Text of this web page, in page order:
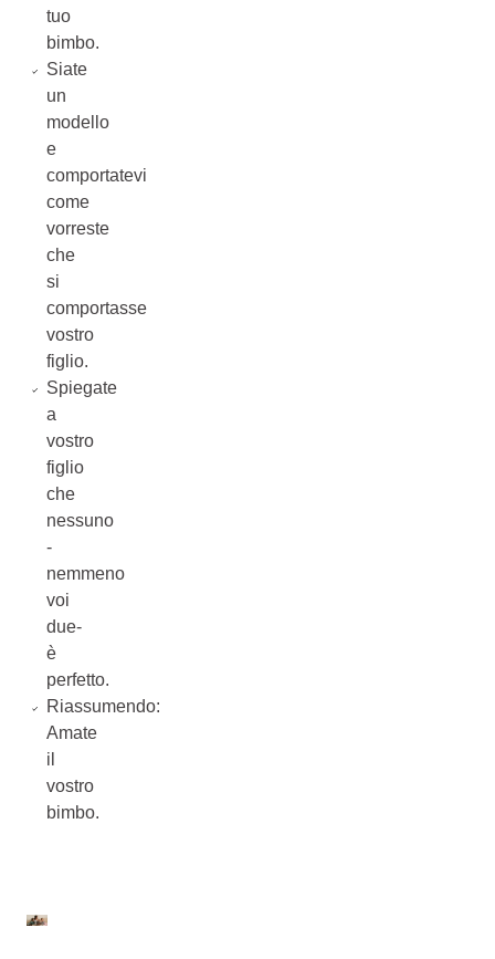
tuo
bimbo.
Siate
un
modello
e
comportatevi
come
vorreste
che
si
comportasse
vostro
figlio.
Spiegate
a
vostro
figlio
che
nessuno
-
nemmeno
voi
due-
è
perfetto.
Riassumendo:
Amate
il
vostro
bimbo.